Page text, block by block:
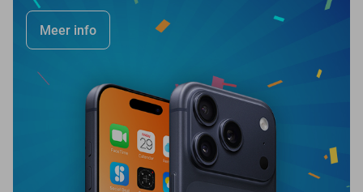
Meer info